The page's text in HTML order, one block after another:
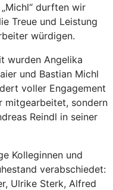
durften wir
Treue und Leistung
würdigen.
wurden Angelika
und Bastian Michl
voller Engagement
mitgearbeitet, sondern
Reindl in seiner
Kolleginnen und
verabschiedet:
Ulrike Sterk, Alfred